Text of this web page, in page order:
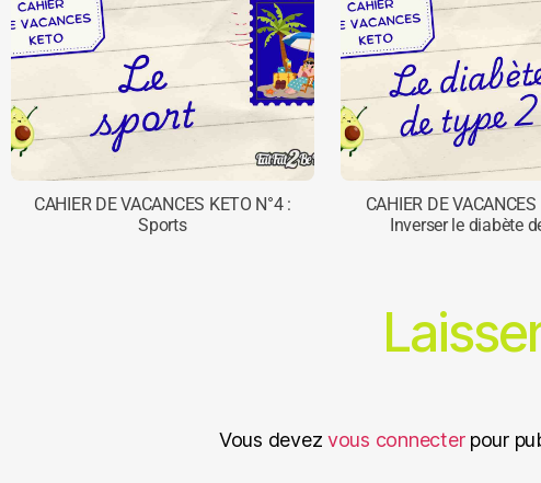
CAHIER DE VACANCES KETO N°4 :
Sports
CAHIER DE
Inverser le diabète
Vous devezvous connecterpour